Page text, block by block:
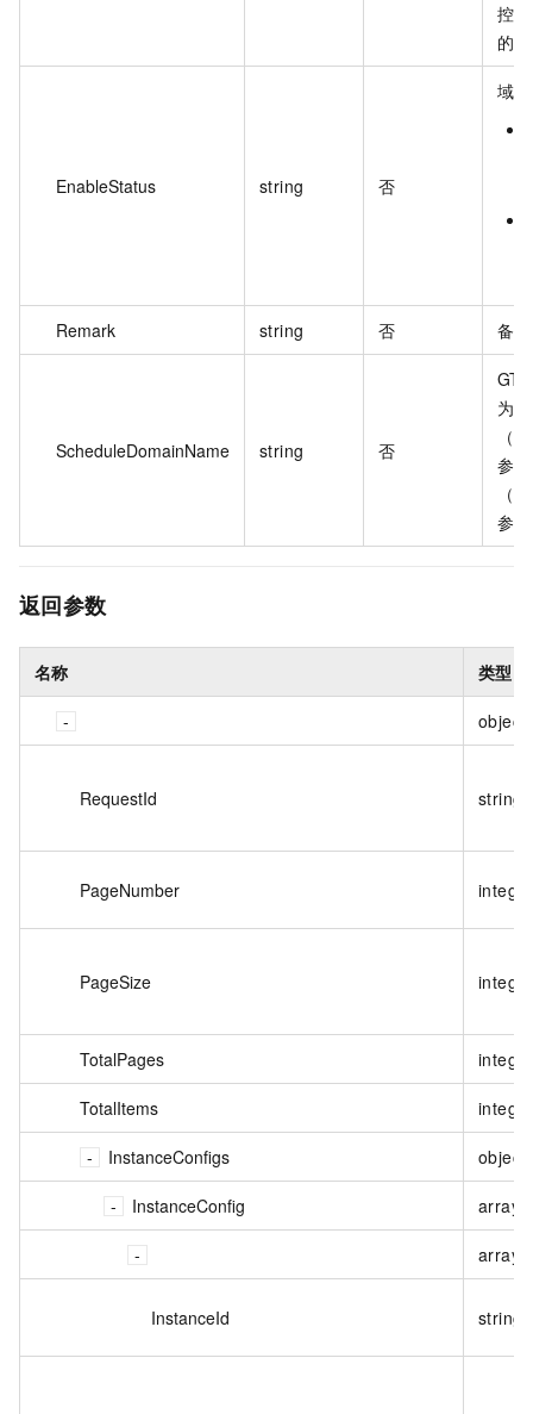
控
的
EnableStatus string 否
域
Remark string 否 备
ScheduleDomainName string 否
为
（
参
（
参
返回参数
名称 类型
object
RequestId string
PageNumber integer
PageSize integer
TotalPages integer
TotalItems integer
InstanceConfigs object
InstanceConfig
InstanceId string